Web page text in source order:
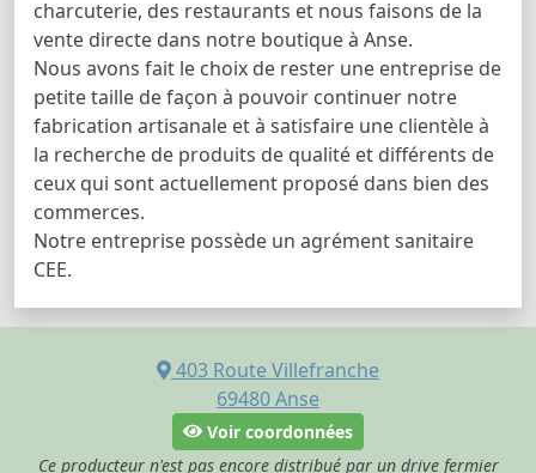
charcuterie, des restaurants et nous faisons de la
vente directe dans notre boutique à Anse.
Nous avons fait le choix de rester une entreprise de
petite taille de façon à pouvoir continuer notre
fabrication artisanale et à satisfaire une clientèle à
la recherche de produits de qualité et différents de
ceux qui sont actuellement proposé dans bien des
commerces.
Notre entreprise possède un agrément sanitaire
CEE.
403 Route Villefranche
69480Anse
Voir coordonnées
Ce producteur n'est pas encore distribué par un drive fermier